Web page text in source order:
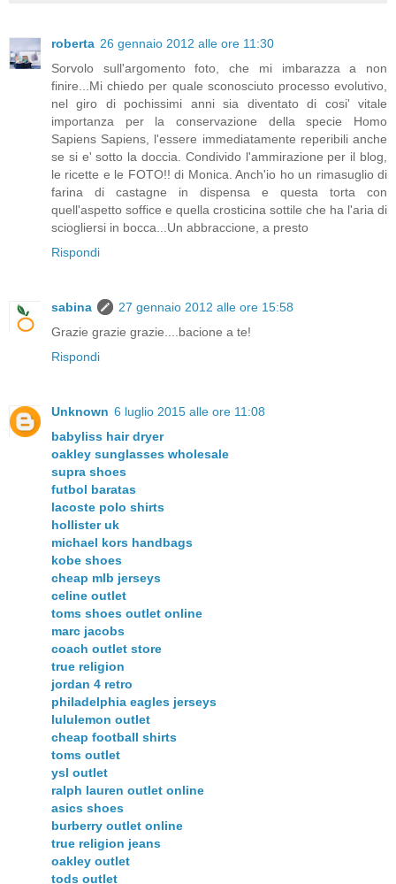
roberta 26 gennaio 2012 alle ore 11:30
Sorvolo sull'argomento foto, che mi imbarazza a non
finire...Mi chiedo per quale sconosciuto processo evolutivo,
nel giro di pochissimi anni sia diventato di cosi' vitale
importanza per la conservazione della specie Homo
Sapiens Sapiens, l'essere immediatamente reperibili anche
se si e' sotto la doccia. Condivido l'ammirazione per il blog,
le ricette e le FOTO!! di Monica. Anch'io ho un rimasuglio di
farina di castagne in dispensa e questa torta con
quell'aspetto soffice e quella crosticina sottile che ha l'aria di
sciogliersi in bocca...Un abbraccione, a presto
Rispondi
sabina
27 gennaio 2012 alle ore 15:58
Grazie grazie grazie....bacione a te!
Rispondi
Unknown 6 luglio 2015 alle ore 11:08
babyliss hair dryer
oakley sunglasses wholesale
supra shoes
futbol baratas
lacoste polo shirts
hollister uk
michael kors handbags
kobe shoes
cheap mlb jerseys
celine outlet
toms shoes outlet online
marc jacobs
coach outlet store
true religion
jordan 4 retro
philadelphia eagles jerseys
lululemon outlet
cheap football shirts
toms outlet
ysl outlet
ralph lauren outlet online
asics shoes
burberry outlet online
true religion jeans
oakley outlet
tods outlet